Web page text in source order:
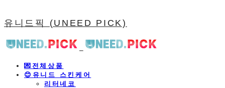
유니드픽 (UNEED PICK)
💌전체상품
😊유니드 스킨케어
리터네코